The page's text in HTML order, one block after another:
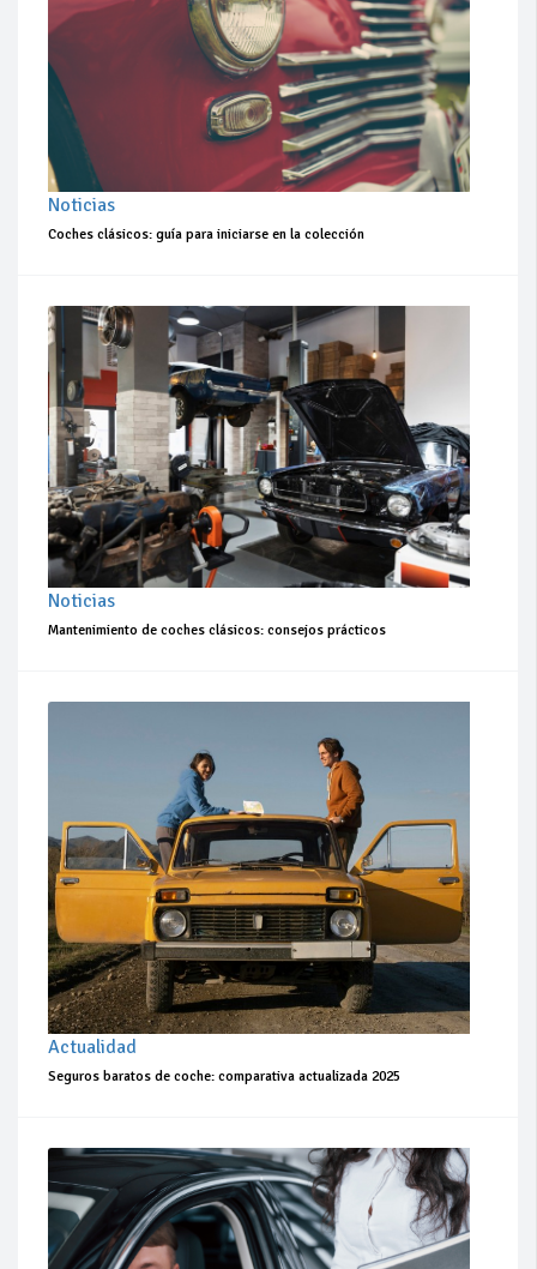
Noticias
Coches clásicos: guía para iniciarse en la colección
Noticias
Mantenimiento de coches clásicos: consejos prácticos
Actualidad
Seguros baratos de coche: comparativa actualizada 2025